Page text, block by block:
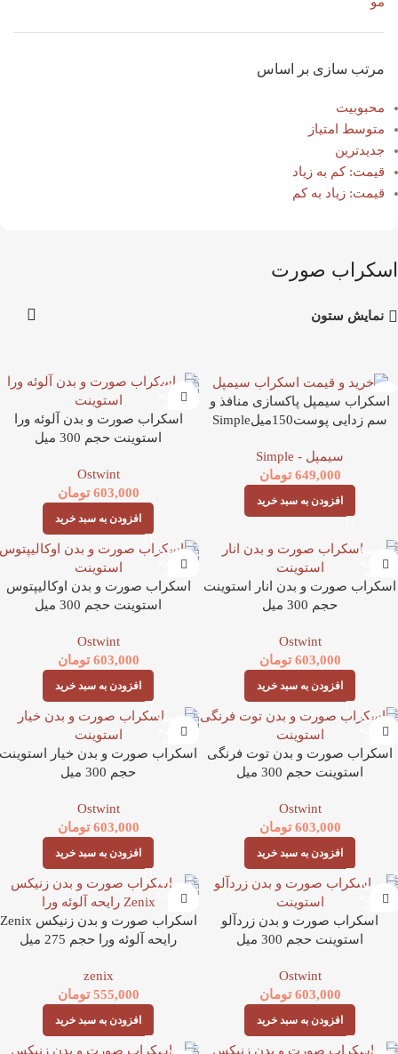
مرتب سازی بر اساس
محبوبیت
متوسط امتیاز
جدیدترین
قیمت: کم به زیاد
قیمت: زیاد به کم
اسکراب صورت
نمایش ستون
اسکراب سیمپل پاکسازی منافذ و
سم زدایی پوست150میلSimple
سیمپل - Simple
649,000 تومان
افزودن به سبد خرید
اسکراب صورت و بدن آلوئه ورا
استوینت حجم 300 میل
Ostwint
603,000 تومان
افزودن به سبد خرید
اسکراب صورت و بدن انار استوینت
حجم 300 میل
Ostwint
603,000 تومان
افزودن به سبد خرید
اسکراب صورت و بدن اوکالیپتوس
استوینت حجم 300 میل
Ostwint
603,000 تومان
افزودن به سبد خرید
اسکراب صورت و بدن توت فرنگی
استوینت حجم 300 میل
Ostwint
603,000 تومان
افزودن به سبد خرید
اسکراب صورت و بدن خیار استوینت
حجم 300 میل
Ostwint
603,000 تومان
افزودن به سبد خرید
اسکراب صورت و بدن زردآلو
استوینت حجم 300 میل
Ostwint
603,000 تومان
افزودن به سبد خرید
اسکراب صورت و بدن زنیکس Zenix
رایحه آلوئه ورا حجم 275 میل
zenix
555,000 تومان
افزودن به سبد خرید